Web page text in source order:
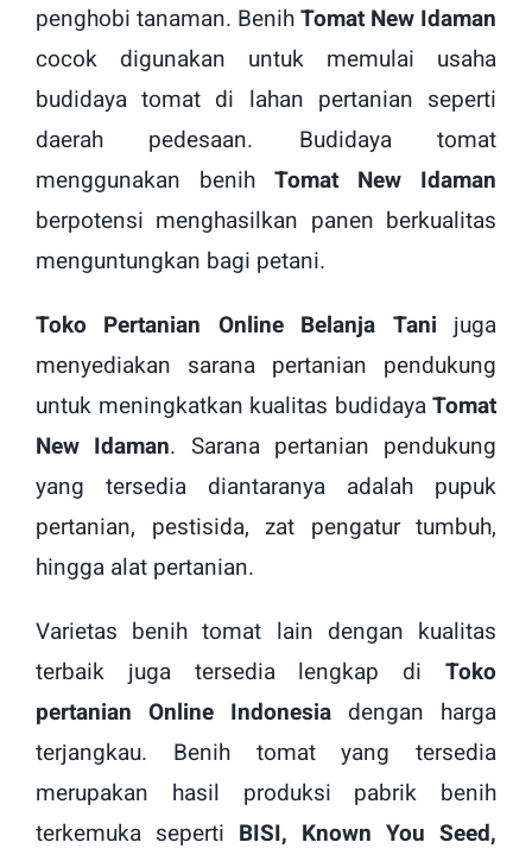
penghobi tanaman. BenihTomat New Idaman
cocok digunakan untuk memulai usaha
budidaya tomat di lahan pertanian seperti
daerah pedesaan. Budidaya tomat
menggunakan benih Tomat New Idaman
berpotensi menghasilkan panen berkualitas
menguntungkan bagi petani.
Toko Pertanian Online Belanja Tani juga
menyediakan sarana pertanian pendukung
untuk meningkatkan kualitas budidayaTomat
New Idaman. Sarana pertanian pendukung
yang tersedia diantaranya adalah pupuk
pertanian, pestisida, zat pengatur tumbuh,
hingga alat pertanian.
Varietas benih tomat lain dengan kualitas
terbaik juga tersedia lengkap di Toko
pertanian Online Indonesia dengan harga
terjangkau. Benih tomat yang tersedia
merupakan hasil produksi pabrik benih
terkemuka seperti BISI, Known You Seed,